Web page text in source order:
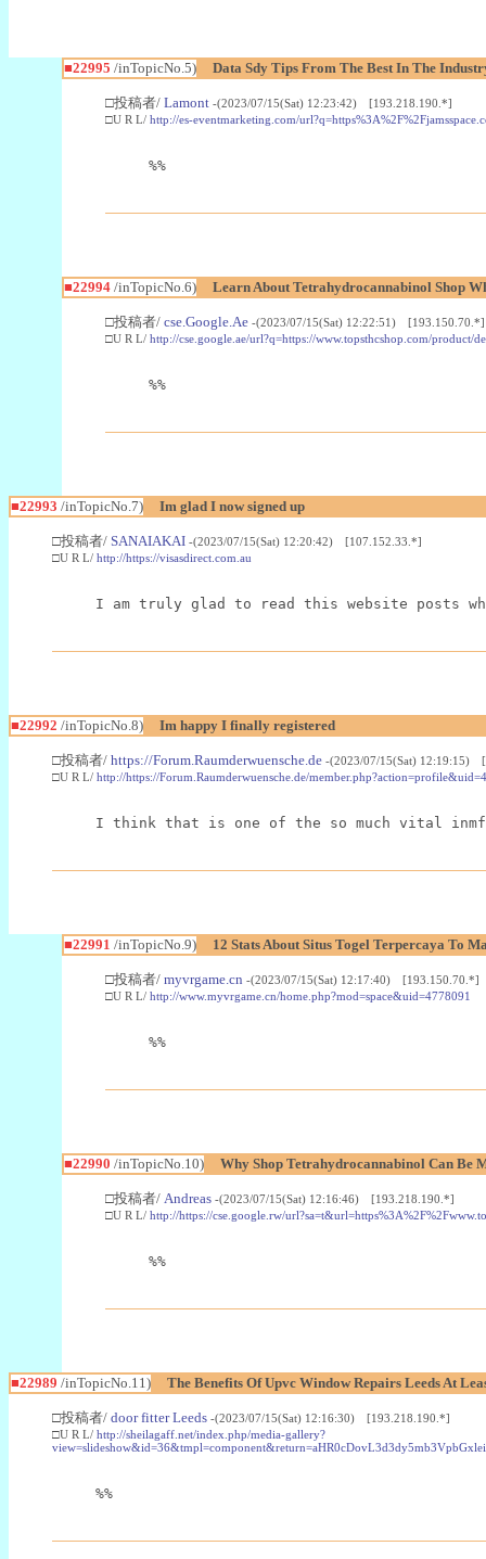
■22995 /inTopicNo.5) Data Sdy Tips From The Best In The
□投稿者/ Lamont -(2023/07/15(Sat) 12:23:42) [193.218.190.*]
□U R L/ http://es-eventmarketing.com/
%%
■22994/inTopicNo.6) Learn About Tetrahydrocannabinol Shop
□投稿者/ cse.Google.Ae -(2023/07/15(Sat) 12:22:51) [193.150.70.*]
□U R L/ http://cse.google.ae/url?q=https://www.topsthcshop.com/
%%
■22993 /inTopicNo.7) Im glad I now signed up
□投稿者/ SANAIAKAI -(2023/07/15(Sat) 12:20:42) [107.152.33.*]
□U R L/ http://https://visasdirect.com.au
I am truly glad to read this website posts
■22992 /inTopicNo.8) Im happy I finally registered
□投稿者/ https://Forum.Raumderwuensche.de -(2023/07/15(Sat) 12:19:15)
□U R L/ http://https://Forum.Raumderwuensche.de/
I think that is one of the so much vital
■22991 /inTopicNo.9) 12 Stats About Situs Togel Terpercaya To
□投稿者/ myvrgame.cn -(2023/07/15(Sat) 12:17:40) [193.150.70.*]
□U R L/ http://www.myvrgame.cn/home.php?mod=space&uid=4778091
%%
■22990 /inTopicNo.10) Why Shop Tetrahydrocannabinol Can Be
□投稿者/ Andreas -(2023/07/15(Sat) 12:16:46) [193.218.190.*]
□U R L/ http://https://cse.google.rw/
%%
■22989 /inTopicNo.11) The Benefits Of Upvc Window Repairs Leeds At
□投稿者/ door fitter Leeds -(2023/07/15(Sat) 12:16:30) [193.218.190.*]
□U R L/ http://sheilagaff.net/index.php/media-gallery?
%%